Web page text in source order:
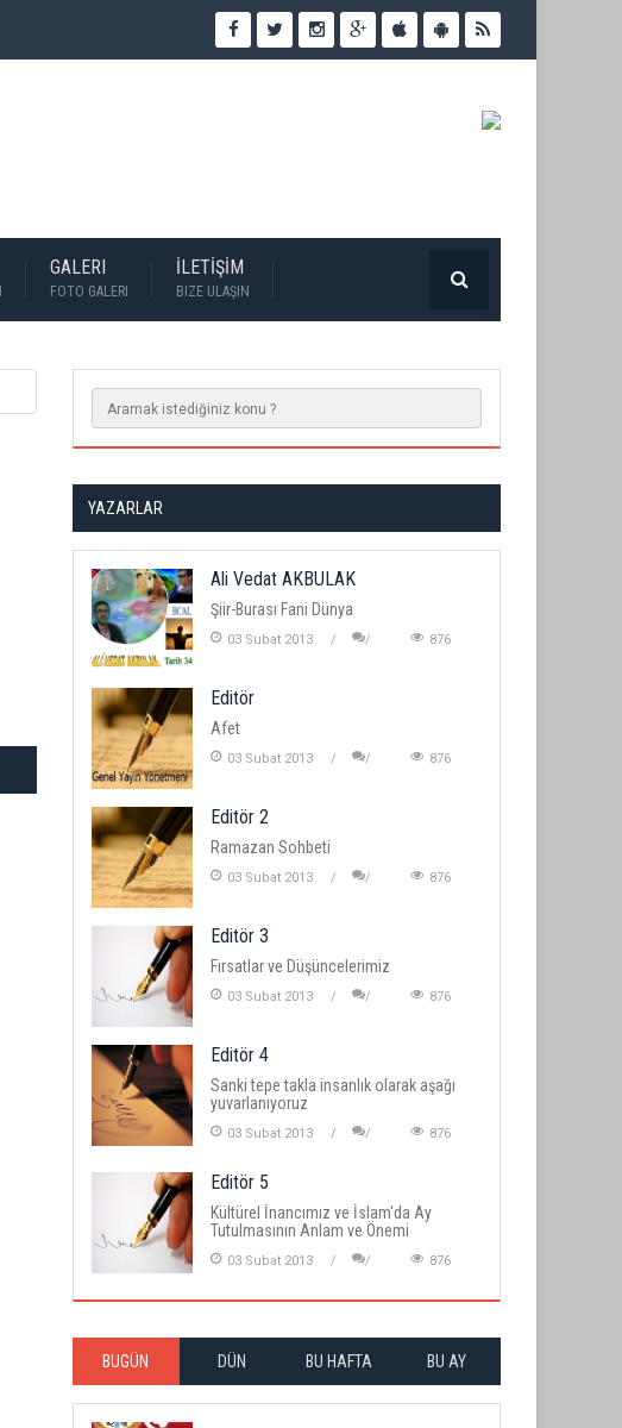
GALERI
FOTO GALERI
İLETİŞİM
BIZE ULAŞIN
YAZARLAR
Ali Vedat AKBULAK
Şiir-Burası Fani Dünya
03 Subat 2013 876
Editör
Afet
03 Subat 2013 876
Editör 2
Ramazan Sohbeti
03 Subat 2013 876
Editör 3
Fırsatlar ve Düşüncelerimiz
03 Subat 2013 876
Editör 4
Sanki tepe takla insanlık olarak aşağı
yuvarlanıyoruz
03 Subat 2013 876
Editör 5
Kültürel İnancımız ve İslam'da Ay
Tutulmasının Anlam ve Önemi
03 Subat 2013 876
BUGÜN DÜN BU HAFTA BU AY